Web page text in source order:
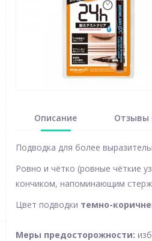
Описание Отзывы
Подводка для более
Ровно и чётко (ровные чёткие
кончиком, напоминающим
Цвет подводки темно-
Меры предосторожности: